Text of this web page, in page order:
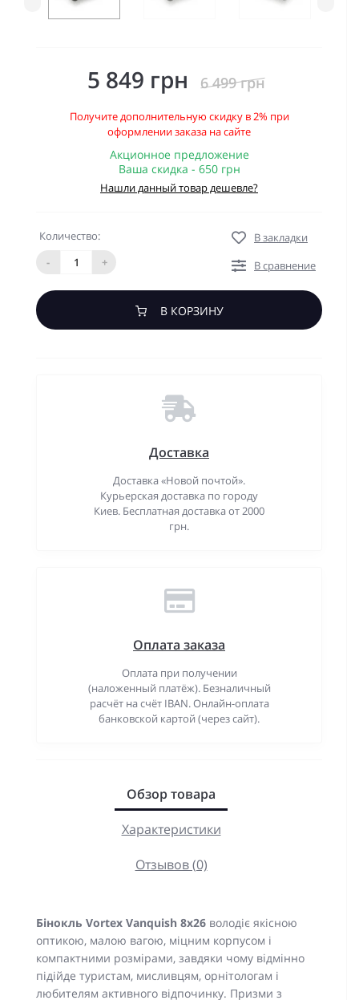
5 849 грн 6 499 грн
Получите дополнительную скидку в 2% при
оформлении заказа на сайте
Акционное предложение
Ваша скидка - 650 грн
Нашли данный товар дешевле?
Количество:
-
+
В закладки
В сравнение
В КОРЗИНУ
Доставка
Доставка «Новой почтой».
Курьерская доставка по городу
Киев. Бесплатная доставка от 2000
грн.
Оплата заказа
Оплата при получении
(наложенный платёж). Безналичный
расчёт на счёт IBAN. Онлайн-оплата
банковской картой (через сайт).
Обзор товара
Характеристики
Отзывов (0)
Бінокль Vortex Vanquish 8x26 володіє якісною
оптикою, малою вагою, міцним корпусом і
компактними розмірами, завдяки чому відмінно
підійде туристам, мисливцям, орнітологам і
любителям активного відпочинку. Призми з